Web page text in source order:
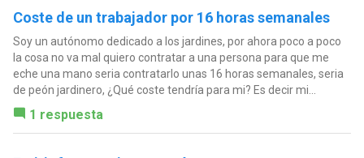
Coste de un trabajador por 16 horas semanales
Soy un autónomo dedicado a los jardines, por ahora poco a poco
la cosa no va mal quiero contratar a una persona para que me
eche una mano seria contratarlo unas 16 horas semanales, seria
de peón jardinero, ¿Qué coste tendría para mi? Es decir mi...
1 respuesta